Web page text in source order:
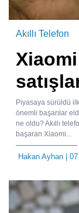
Akıllı Telefon
Piyasaya sürüldü
önemli başarılar
ne oldu? Akıllı
başaran Xiaomi...
Hakan Ayhan |